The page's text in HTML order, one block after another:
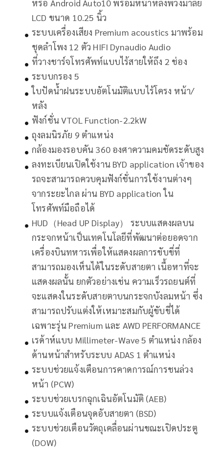
หรือ Android Auto10 พร้อมหน้าหลังพวงมาลัย
LCD ขนาด 10.25 นิ้ว
ระบบเครื่องเสียง Premium acoustics มาพร้อม
ชุดลำโพง 12 ตัว HIFI Dynaudio Audio
ที่วางชาร์จโทรศัพท์แบบไร้สายให้ถึง 2 ช่อง
ระบบกรอง 5
ใบปัดน้ำฝนระบบอัตโนมัติแบบไร้โครง หน้า/
หลัง
ฟังก์ชั่น VTOL Function-2.2kW
ถุงลมนิรภัย 9 ตำแหน่ง
กล้องมองรอบคัน 360 องศาความคมชัดระดับสูง
ลงทะเบียนเปิดใช้งาน BYD application เจ้าของ
รถจะสามารถควบคุมฟังก์ชั่นการใช้งานต่างๆ
จากระยะไกล ผ่าน BYD application ใน
โทรศัพท์มือถือได้
HUD（Head UP Display） ระบบแสดงผลบน
กระจกหน้าเป็นเทคโนโลยีที่พัฒนาต่อยอดจาก
เครื่องบินทหารเพื่อให้แสดงผลการขับขี่ที่
สามารถมองเห็นได้ในระดับสายตา เนื้อหาที่จะ
แสดงผลนั้น ยกตัวอย่างเช่น ความเร็วรถยนต์ที่
จะแสดงในระดับสายตาบนกระจกบังลมหน้า ซึ่ง
สามารถปรับแต่งให้เหมาะสมกับผู้ขับขี่ได้
เฉพาะรุ่น Premium และ AWD PERFORMANCE
เรด้าห์แบบ Millimeter-Wave 5 ตำแหน่ง กล้อง
ด้านหน้าสำหรับระบบ ADAS 1 ตำแหน่ง
ระบบช่วยแจ้งเตือนการคาดการณ์การชนล่วง
หน้า (PCW)
ระบบช่วยเบรกฉุกเฉินอัตโนมัติ (AEB)
ระบบแจ้งเตือนจุดอับสายตา (BSD)
ระบบช่วยเตือนวัตถุเคลื่อนผ่านขณะเปิดประตู
(DOW)